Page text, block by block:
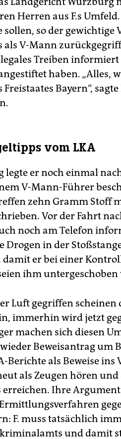
Herren aus F.s
sollen, so der
als V-Mann
Treiben informiert
haben. „Alles,
Bayern“,
vom LKA
legte er noch einmal
V-Mann-Führer
zehn Gramm Stoff
Vor der Fahrt
noch am Telefon
Drogen in der
damit er bei einer
ihm untergeschoben
Luft gegriffen
immerhin wird jetzt
machen sich diesen
Beweisantrag um
Berichte als Beweise
als Zeugen hören
erreichen. Ihre
F. muss tatsächlich
und damit